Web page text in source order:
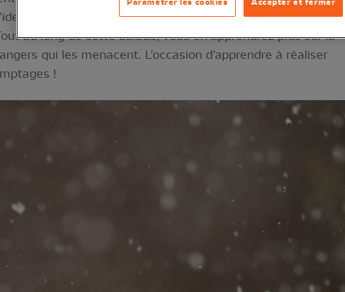
des oiseaux communs qui fréquentent les parcs
au long de cette balade, vous en apprendrez plus sur la
qui les menacent. L’occasion d’apprendre à réaliser
!